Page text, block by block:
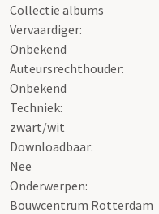
Collectie albums
Vervaardiger:
Onbekend
Auteursrechthouder:
Onbekend
Techniek:
zwart/wit
Downloadbaar:
Nee
Onderwerpen:
Bouwcentrum Rotterdam